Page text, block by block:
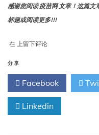
感谢您阅读 疫苗网 文章！这篇
标题或阅读更多!!!
在 以
是
您
应
该
更
担
上留下评论
分享
Facebook
Linkedin